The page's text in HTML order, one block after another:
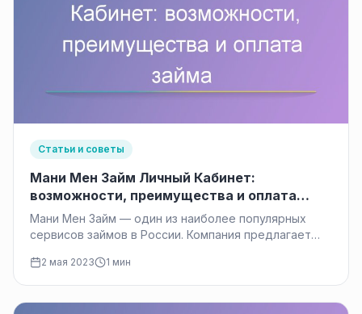
Статьи и советы
Мани Мен Займ Личный Кабинет:
возможности, преимущества и оплата
займа
Мани Мен Займ — один из наиболее популярных
сервисов займов в России. Компания предлагает
2 мая 2023 1 мин